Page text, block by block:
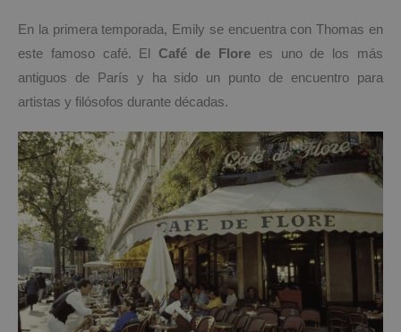
En la primera temporada, Emily se encuentra con Thomas en
este famoso café. ElCafé de Florees uno de los más
antiguos de París y ha sido un punto de encuentro para
artistas y filósofos durante décadas.